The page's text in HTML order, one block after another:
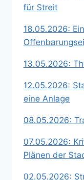
für Streit
18.05.2026:
13.05.2026:
12.05.2026:
eine Anlage
08.05.2026:
07.05.2026:
Plänen der
02.05.2026: